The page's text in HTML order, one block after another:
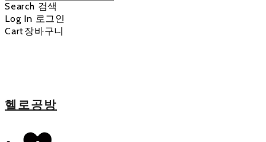
Search 검색
Log In 로그인
Cart장바구니
헬로공방